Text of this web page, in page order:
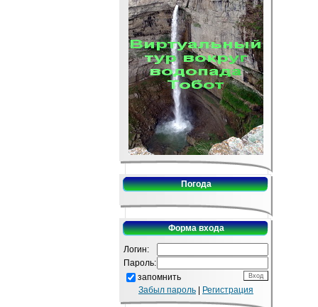
Погода
Форма входа
Логин:
Пароль:
запомнить
Забыл пароль
Регистрация